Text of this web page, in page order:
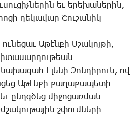
եւ ե­րե­խա­նե­րին,
ղե­կա­վար ­­Շու­շա­նիկ
ու­նե­ցաւ Ա­թէն­քի Մ­շա­կոյ­թի,
Է­լե­նի ­­Զոն­դի­րուն, ով
Ա­թէն­քի քա­ղա­քա­պե­տի
ընդգ­ծեց մի­ջո­ցառ­ման
շփում­նե­րի